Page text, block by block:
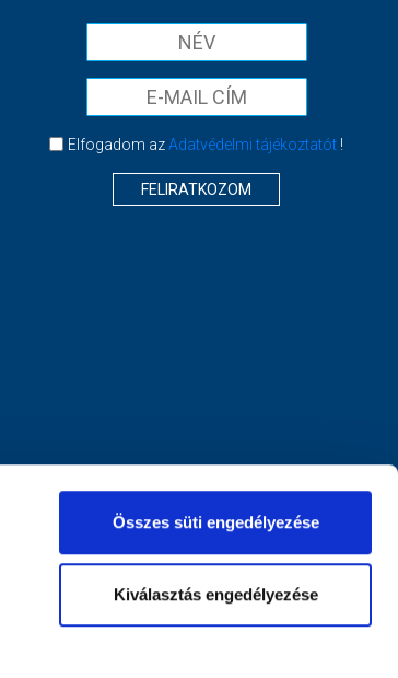
Összes süti engedélyezése
Kiválasztás engedélyezése
Elfogadom azAdatvédelmi tájékoztatót !
FELIRATKOZOM